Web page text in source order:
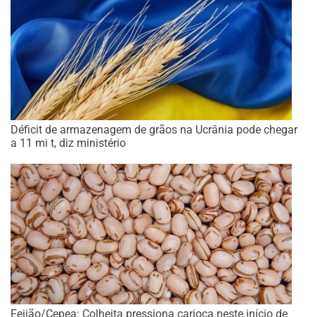
Déficit de armazenagem de grãos na Ucrânia pode chegar
a 11 mi t, diz ministério
Feijão/Cepea: Colheita pressiona carioca neste início de